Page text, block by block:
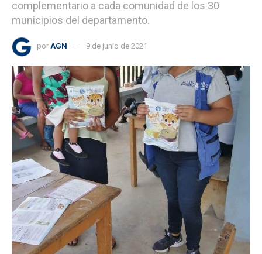
complementario a cada comunidad de los 30
municipios del departamento.
por AGN 9 de junio de 2021